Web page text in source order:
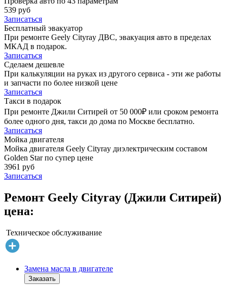
539 руб
Записаться
Бесплатный эвакуатор
При ремонте Geely Cityray ДВС, эвакуация авто в пределах
МКАД в подарок.
Записаться
Сделаем дешевле
При калькуляции на руках из другого сервиса - эти же работы
и запчасти по более низкой цене
Записаться
Такси в подарок
При ремонте Джили Ситирей от 50 000₽ или сроком ремонта
более одного дня, такси до дома по Москве бесплатно.
Записаться
Мойка двигателя
Мойка двигателя Geely Cityray диэлектрическим составом
Golden Star по супер цене
3961 руб
Записаться
Ремонт Geely Cityray (Джили Ситирей)
цена:
Техническое обслуживание
Замена масла в двигателе
Заказать